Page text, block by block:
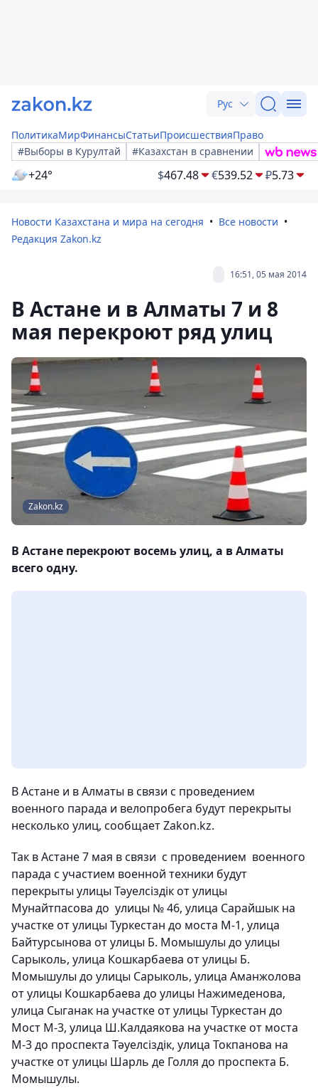
Рус
ПолитикаМирФинансыСтатьиПроисшествияПраво
#Выборы в Курултай
#Казахстан в сравнении
+24° $467.48 €539.52 ₽5.73
Новости Казахстана и мира на сегодня
Все новости
Редакция Zakon.kz
16:51, 05 мая 2014
В Астане и в Алматы 7 и 8
мая перекроют ряд улиц
Zakon.kz
В Астане перекроют восемь улиц, а в Алматы
всего одну.
В Астане и в Алматы в связи с проведением
военного парада и велопробега будут перекрыты
несколько улиц, сообщает Zakon.kz.
Так в Астане 7 мая в связи с проведением военного
парада с участием военной техники будут
перекрыты улицы Тәуелсіздік от улицы
Мунайтпасова до улицы № 46, улица Сарайшык на
участке от улицы Туркестан до моста М-1, улица
Байтурсынова от улицы Б. Момышулы до улицы
Сарыколь, улица Кошкарбаева от улицы Б.
Момышулы до улицы Сарыколь, улица Аманжолова
от улицы Кошкарбаева до улицы Нажимеденова,
улица Сыганак на участке от улицы Туркестан до
Мост М-3, улица Ш.Калдаякова на участке от моста
М-3 до проспекта Тәуелсіздік, улица Токпанова на
участке от улицы Шарль де Голля до проспекта Б.
Момышулы.